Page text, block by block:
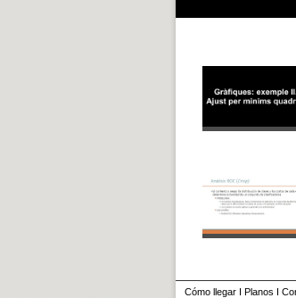
Cómo llegar I Planos I